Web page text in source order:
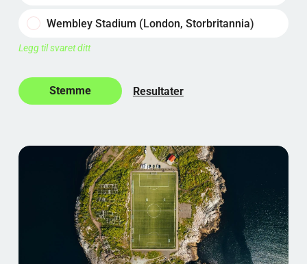
Wembley Stadium (London, Storbritannia)
Legg til svaret ditt
Resultater